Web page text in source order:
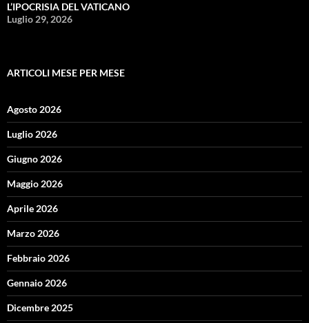
L’IPOCRISIA DEL VATICANO
Luglio 29, 2026
ARTICOLI MESE PER MESE
Agosto 2026
Luglio 2026
Giugno 2026
Maggio 2026
Aprile 2026
Marzo 2026
Febbraio 2026
Gennaio 2026
Dicembre 2025